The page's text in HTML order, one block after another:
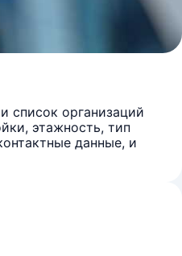
список организаций
этажность, тип
данные, и